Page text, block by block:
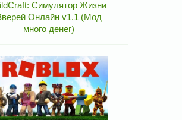
Симулятор Жизни
Онлайн v1.1 (Мод
много денег)